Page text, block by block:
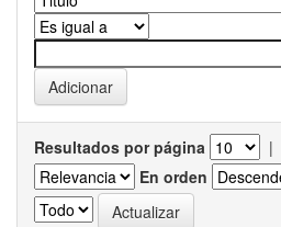
Resultados por página |
En orden